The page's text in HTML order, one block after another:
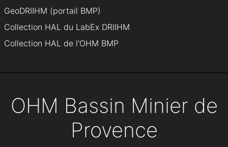
GeoDRIIHM (portail BMP)
Collection HAL du LabEx DRIIHM
Collection HAL de l'OHM BMP
OHM Bassin Minier de
Provence